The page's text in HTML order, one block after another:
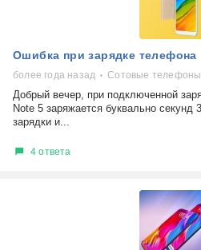
самостоятельный ремонт
выдает ошибку
плохо работает
решение проблемы
Ошибка при зарядке телефона
более года назад Сотовые
Добрый вечер, при подключенной
Note 5 заряжается буквально секунд
зарядки и...
4 ответа